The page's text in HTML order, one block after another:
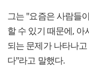
그는 "요즘은 사람들
할 수 있기 때문에,
되는 문제가 나타나
다"라고 말했다.